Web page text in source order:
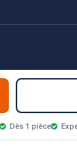
Dès 1 pièce